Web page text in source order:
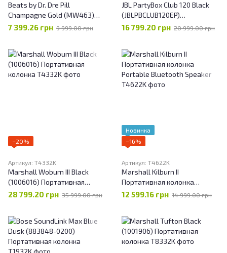
Beats by Dr. Dre Pill
Champagne Gold (MW463)
Портативная колонка
7 399.26 грн 9 999.00 грн
JBL PartyBox Club 120 Black
(JBLPBCLUB120EP)
Акустическая система
16 799.20 грн 20 999.00 грн
−20%
Артикул: T4332K
Marshall Woburn III Black
(1006016) Портативная
колонка
28 799.20 грн 35 999.00 грн
Новинка
−16%
Артикул: T4622K
Marshall Kilburn II
Портативная колонка
Portable Bluetooth Speaker
12 599.16 грн 14 999.00 грн